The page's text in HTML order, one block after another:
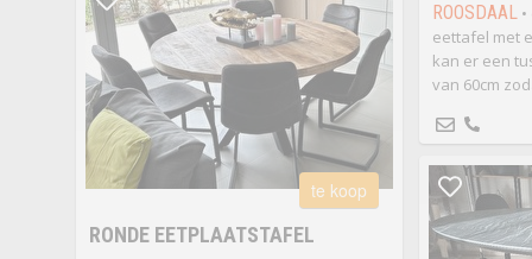
ROOSDAAL•
eettafel met
kan er een
van 60cm
te koop
RONDE EETPLAATSTAFEL